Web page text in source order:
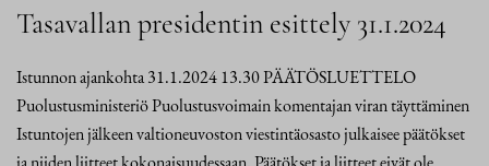
Tasavallan presidentin esittely 31.1.2024
Istunnon ajankohta 31.1.2024 13.30 PÄÄTÖSLUETTELO
Puolustusministeriö Puolustusvoimain komentajan viran täyttäminen
Istuntojen jälkeen valtioneuvoston viestintäosasto julkaisee päätökset